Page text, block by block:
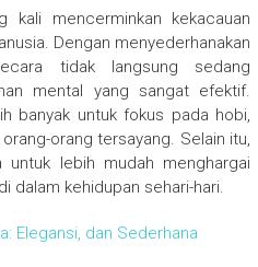
kali mencerminkan kekacauan
Dengan menyederhanakan
tidak langsung sedang
mental yang sangat efektif.
banyak untuk fokus pada hobi,
orang tersayang. Selain itu,
untuk lebih mudah menghargai
dalam kehidupan sehari-hari.
Elegansi, dan Sederhana